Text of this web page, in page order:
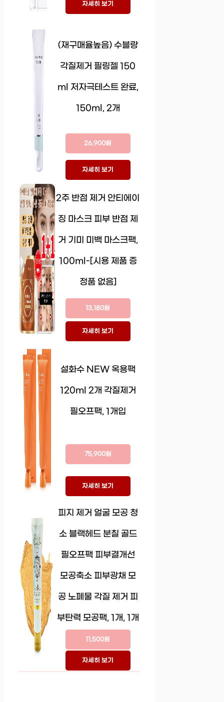
자세히 보기
(재구매율높음) 수블랑
각질제거 필링젤 150
ml 저자극테스트 완료,
150ml, 2개
26,900원
자세히 보기
2주 반점 제거 안티에이
징 마스크 피부 반점 제
거 기미 미백 마스크팩,
100ml-[시용 제품 증
정품 없음]
13,180원
자세히 보기
설화수 NEW 옥용팩
120ml 2개 각질제거
필오프팩, 1개입
75,900원
자세히 보기
피지 제거 얼굴 모공 청
소 블랙헤드 분칠 골드
필오프팩 피부결개선
모공축소 피부광채 모
공 노폐물 각질 제거 피
부탄력 모공팩, 1개, 1개
11,500원
자세히 보기